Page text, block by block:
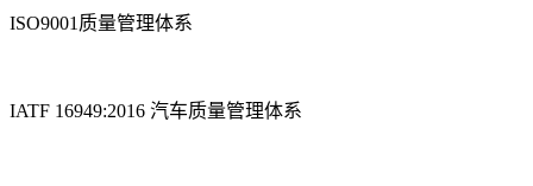
ISO9001质量管理体系
IATF 16949:2016 汽车质量管理体系